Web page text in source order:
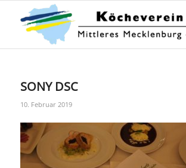
SONY DSC
10. Februar 2019